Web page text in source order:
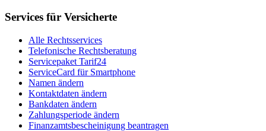
Services für Versicherte
Alle Rechtsservices
Telefonische Rechtsberatung
Servicepaket Tarif24
ServiceCard für Smartphone
Namen ändern
Kontaktdaten ändern
Bankdaten ändern
Zahlungsperiode ändern
Finanzamtsbescheinigung beantragen